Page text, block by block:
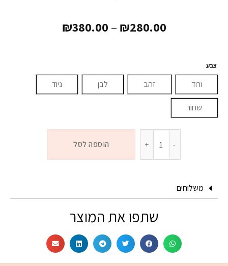
₪280.00
–
₪380.00
צבע
ורוד זהב לבן ניוד
שחור
הוספה לסל
משלוחים
שתפו את המוצר